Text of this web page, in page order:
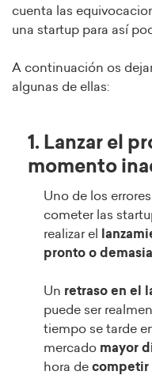
cuenta las
una startup para así
A continuación os
algunas de ellas:
1. Lanzar el
momento
Uno de los
cometer las
realizar el
pronto o
Un retraso en el
puede ser
tiempo se tarde
mercado mayor
hora de competir